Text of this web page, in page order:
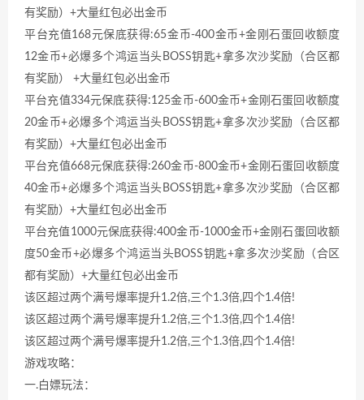
有奖励）+大量红包必出金币
平台充值168元保底获得:65金币-400金币+金刚石蛋回收额度
12金币+必爆多个鸿运当头BOSS钥匙+拿多次沙奖励（合区都
有奖励） +大量红包必出金币
平台充值334元保底获得:125金币-600金币+金刚石蛋回收额度
20金币+必爆多个鸿运当头BOSS钥匙+拿多次沙奖励（合区都
有奖励）+大量红包必出金币
平台充值668元保底获得:260金币-800金币+金刚石蛋回收额度
40金币+必爆多个鸿运当头BOSS钥匙+拿多次沙奖励（合区都
有奖励）+大量红包必出金币
平台充值1000元保底获得:400金币-1000金币+金刚石蛋回收额
度50金币+必爆多个鸿运当头BOSS钥匙+拿多次沙奖励（合区
都有奖励）+大量红包必出金币
该区超过两个满号爆率提升1.2倍,三个1.3倍,四个1.4倍!
该区超过两个满号爆率提升1.2倍,三个1.3倍,四个1.4倍!
该区超过两个满号爆率提升1.2倍,三个1.3倍,四个1.4倍!
游戏攻略：
一.白嫖玩法：